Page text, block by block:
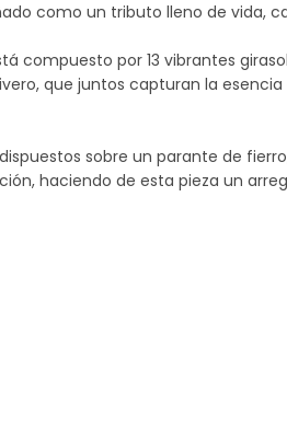
como un tributo lleno de vida,
compuesto por 13 vibrantes
que juntos capturan la esencia
sobre un parante de
haciendo de esta pieza un